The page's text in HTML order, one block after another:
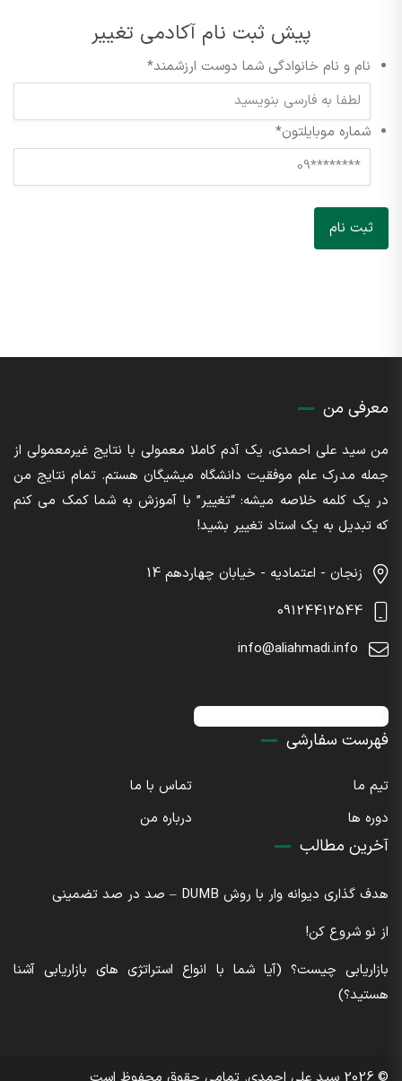
پیش ثبت نام آکادمی تغییر
نام و نام خانوادگی شما دوست ارزشمند*
شماره موبایلتون*
معرفی من
من سید علی احمدی، یک آدم کاملا معمولی با نتایج غیرمعمولی از
جمله مدرک علم موفقیت دانشگاه میشیگان هستم. تمام نتایج من
در یک کلمه خلاصه میشه: “تغییر” با آموزش به شما کمک می کنم
که تبدیل به یک استاد تغییر بشید!
زنجان - اعتمادیه - خیابان چهاردهم 14
09124412544
info@aliahmadi.info
فهرست سفارشی
تیم ما
تماس با ما
دوره ها
درباره من
آخرین مطالب
هدف گذاری دیوانه وار با روش DUMB – صد در صد تضمینی
از نو شروع کن!
بازاریابی چیست؟ (آیا شما با انواع استراتژی های بازاریابی آشنا
هستید؟)